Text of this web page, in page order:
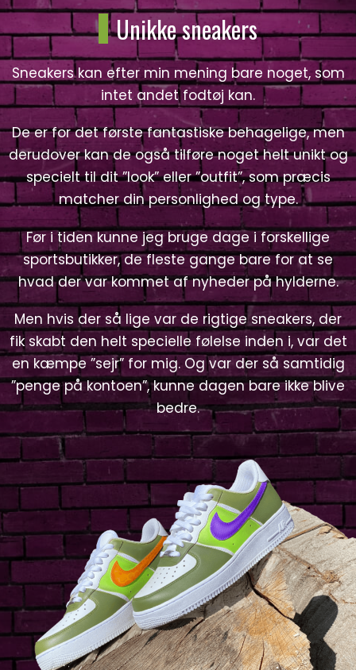
Unikke sneakers
Sneakers kan efter min mening bare noget, som
intet andet fodtøj kan.
De er for det første fantastiske behagelige, men
derudover kan de også tilføre noget helt unikt og
specielt til dit ”look” eller ”outfit”, som præcis
matcher din personlighed og type.
Før i tiden kunne jeg bruge dage i forskellige
sportsbutikker, de fleste gange bare for at se
hvad der var kommet af nyheder på hylderne.
Men hvis der så lige var de rigtige sneakers, der
fik skabt den helt specielle følelse inden i, var det
en kæmpe ”sejr” for mig. Og var der så samtidig
”penge på kontoen”, kunne dagen bare ikke blive
bedre.